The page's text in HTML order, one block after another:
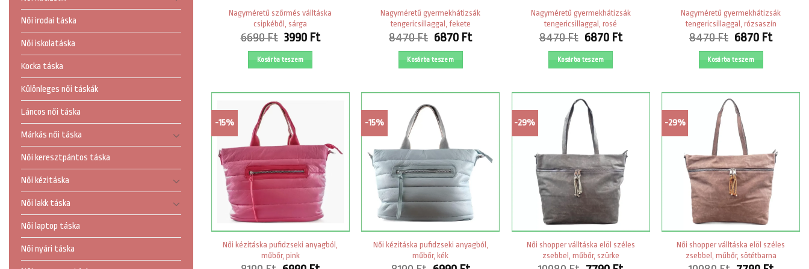
Női irodai táska
Női iskolatáska
Kocka táska
Különleges női táskák
Láncos női táska
Márkás női táska
Női keresztpántos táska
Női kézitáska
Női lakk táska
Női laptop táska
Női nyári táska
Nagyméretű szőrmés válltáska
csipkéből, sárga
6690Ft Original
price
was:
3990 FtCurrent
Kosárba teszem
Nagyméretű gyermekhátizsák
tengericsillaggal, fekete
8470Ft Original
price
was:
6870 FtCurrent
Kosárba teszem
Nagyméretű gyermekhátizsák
tengericsillaggal, rosé
8470Ft Original
price
was:
6870 FtCurrent
Kosárba teszem
Nagyméretű gyermekhátizsák
tengericsillaggal, rózsaszín
8470Ft Original
price
was:
6870 Ft
Kosárba teszem
-15%
Női kézitáska pufidzseki anyagból,
műbőr, pink
-15%
Női kézitáska pufidzseki anyagból,
műbőr, kék
-29%
Női shopper válltáska elöl széles
zsebbel, műbőr, szürke
-29%
Női shopper válltáska elöl széles
zsebbel, műbőr, sötétbarna